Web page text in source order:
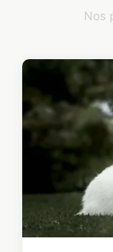
Nos